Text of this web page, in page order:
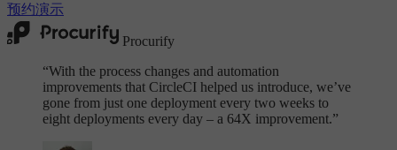
预约演示
Procurify
“With the process changes and automation
improvements that CircleCI helped us introduce, we’ve
gone from just one deployment every two weeks to
eight deployments every day – a 64X improvement.”